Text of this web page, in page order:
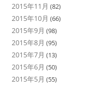
2015年11月 (82)
2015年10月 (66)
2015年9月 (98)
2015年8月 (95)
2015年7月 (13)
2015年6月 (50)
2015年5月 (55)